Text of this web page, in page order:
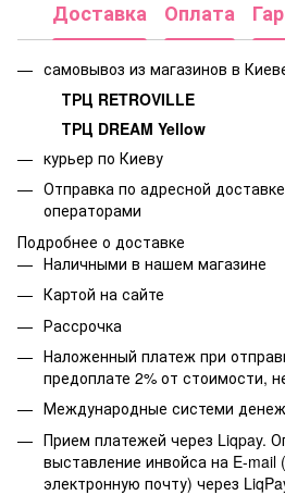
Доставка Оплата
самовывоз из магазинов в
ТРЦ RETROVILLE
ТРЦ DREAM Yellow
курьер по Киеву
Отправка по адресной
операторами
Подробнее о доставке
Наличными в нашем магазине
Картой на сайте
Рассрочка
Наложенный платеж при
предоплате 2% от стоимости,
Международные системи
Прием платежей через Liqpay.
выставление инвойса на E-mail
электронную почту) через